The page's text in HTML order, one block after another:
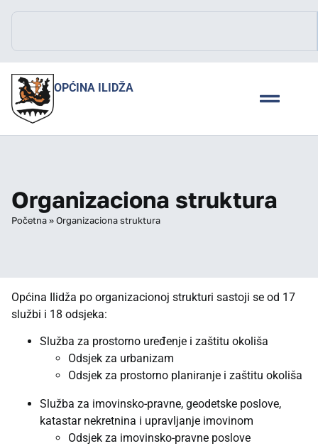
OPĆINA ILIDŽA
Organizaciona struktura
Početna»Organizaciona struktura
Općina Ilidža po organizacionoj strukturi sastoji se od 17
službi i 18 odsjeka:
Služba za prostorno uređenje i zaštitu okoliša
Odsjek za urbanizam
Odsjek za prostorno planiranje i zaštitu okoliša
Služba za imovinsko-pravne, geodetske poslove,
katastar nekretnina i upravljanje imovinom
Odsjek za imovinsko-pravne poslove